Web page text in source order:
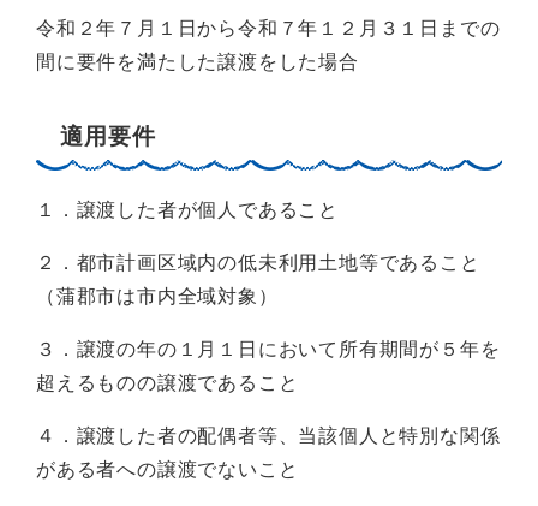
令和２年７月１日から令和７年１２月３１日までの
間に要件を満たした譲渡をした場合
適用要件
１．譲渡した者が個人であること
２．都市計画区域内の低未利用土地等であること
（蒲郡市は市内全域対象）
３．譲渡の年の１月１日において所有期間が５年を
超えるものの譲渡であること
４．譲渡した者の配偶者等、当該個人と特別な関係
がある者への譲渡でないこと